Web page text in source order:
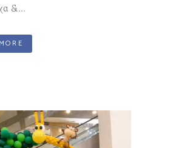
&...